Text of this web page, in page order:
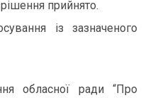
прийнято.
із зазначеного
обласної ради “Про